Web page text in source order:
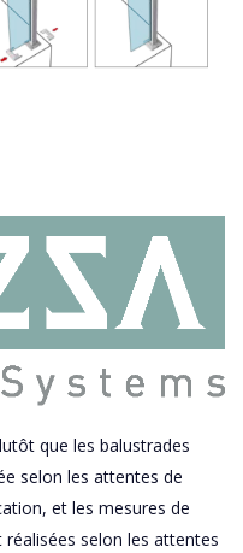
que les balustrades
selon les attentes de
et les mesures de
selon les attentes